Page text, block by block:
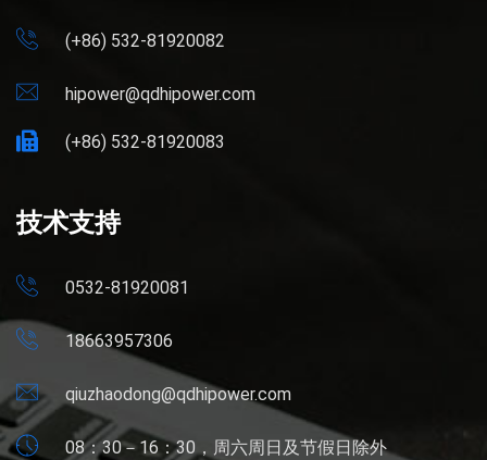
(+86) 532-81920082
hipower@qdhipower.com
(+86) 532-81920083
技术支持
0532-81920081
18663957306
qiuzhaodong@qdhipower.com
08：30－16：30，周六周日及节假日除外